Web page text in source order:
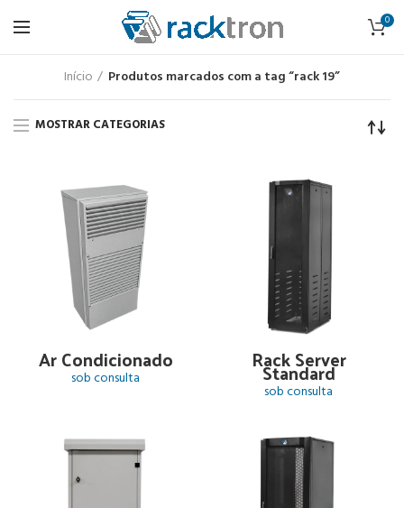
0
Início Produtos marcados com a tag “rack 19”
MOSTRAR CATEGORIAS
Ar Condicionado
sob consulta
Rack Server
Standard
sob consulta